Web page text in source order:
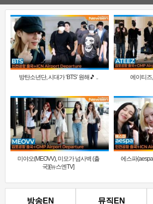
방탄소년단, 시대가 ‘BTS’ 원해🎵 .. 에이티
미야오(MEOVV), 미모가 넘사벽 (출
국)[뉴스엔TV]
에스파
방송EN 뮤직EN